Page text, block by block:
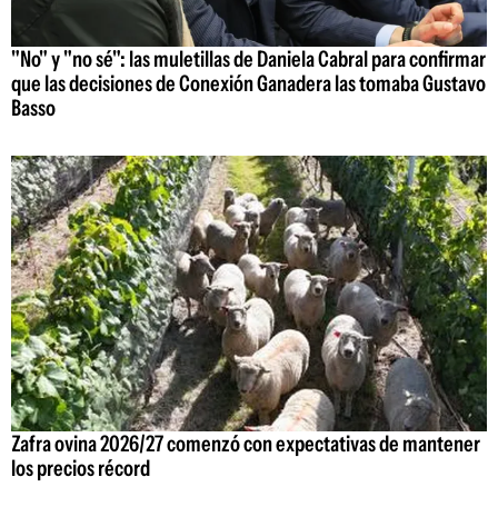
"No" y "no sé": las muletillas de Daniela Cabral para confirmar
que las decisiones de Conexión Ganadera las tomaba Gustavo
Basso
Zafra ovina 2026/27 comenzó con expectativas de mantener
los precios récord